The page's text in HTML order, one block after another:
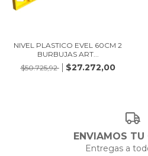
NIVEL PLASTICO EVEL 60CM 2
BURBUJAS ART...
$50.725,92
$27.272,00
ENVIAMOS TU
Entregas a